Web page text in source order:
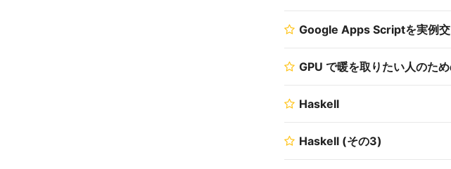
Google Apps Scriptを実例
GPU で暖を取りたい人のた
Haskell
Haskell (その3)